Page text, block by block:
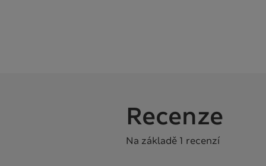
Recenze
Na základě 1 recenzí